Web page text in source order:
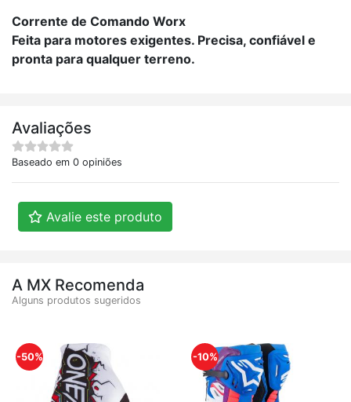
Corrente de Comando Worx
Feita para motores exigentes. Precisa, confiável e
pronta para qualquer terreno.
Avaliações
Baseado em 0 opiniões
Avalie este produto
A MX Recomenda
Alguns produtos sugeridos
-50% -10%